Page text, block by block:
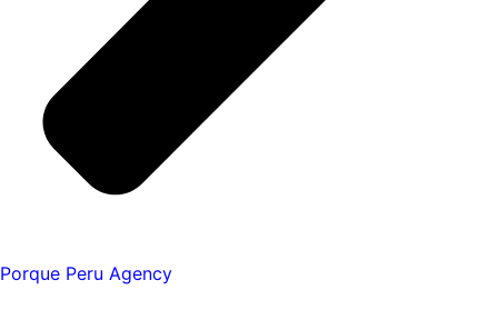
Porque Peru Agency